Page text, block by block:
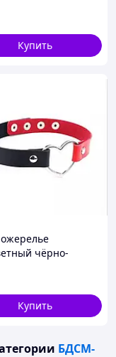
8M7M51256M
Купить
чёрно-
Купить
БДСМ-